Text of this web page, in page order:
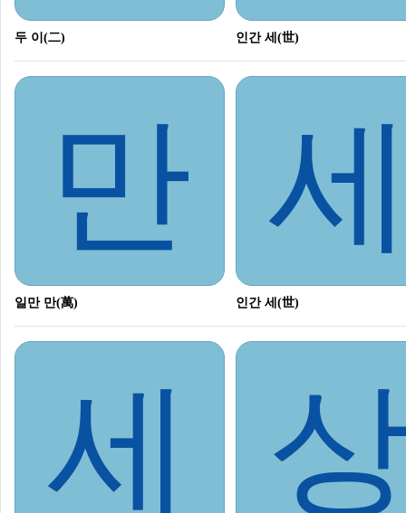
두 이(二) 인간 세(世)
만
일만 만(萬) 인간 세(世)
세